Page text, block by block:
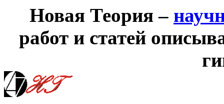
Новая Теория –
работ и статей